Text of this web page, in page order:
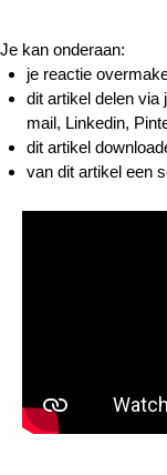
Je kan onderaan:
je reactie
dit artikel delen via
mail, Linkedin,
dit artikel
van dit artikel een